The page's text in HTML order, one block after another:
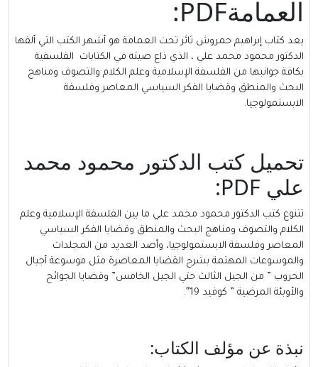
العمامةPDF:
يعد كتاب إبراهيم حمروش ثائر تحت العمامة هو أشهر الكتب التي ألفها
الدكتور محمود محمد علي ، الذي ذاع صيته في الكتابات الفلسفية
بكافة جوانبها من الفلسفة الإسلامية وعلم الكلام والتصوف ومناهج
البحث والمنطق وقضايا الفكر السياسي المعاصر وفلسفة
الابستمولوجيا.
تحميل كتب الدكتور محمود محمد
علي PDF:
تتنوع كتب الدكتور محمود محمد علي ما بين الفلسفة الإسلامية وعلم
الكلام والتصوف ومناهج البحث والمنطق وقضايا الفكر السياسي
المعاصر وفلسفة الابستمولوجيا، وأصد العديد من المجلدات
والموسوعات المهتمة بشرح القضايا المعاصرة مثل موسوعة أجيال
الحروب ” من الجيل الثالث حتي الجيل الخامس” وقضايا الجوائح
والأوبئة المرضية ” كوفيد 19″.
نبذة عن مؤلف الكتاب: